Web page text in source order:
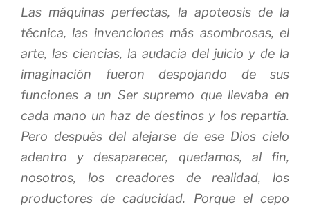
Las máquinas perfectas, la apoteosis de la
técnica, las invenciones más asombrosas, el
arte, las ciencias, la audacia del juicio y de la
imaginación fueron despojando de sus
funciones a un Ser supremo que llevaba en
cada mano un haz de destinos y los repartía.
Pero después del alejarse de ese Dios cielo
adentro y desaparecer, quedamos, al fin,
nosotros, los creadores de realidad, los
productores de caducidad. Porque el cepo